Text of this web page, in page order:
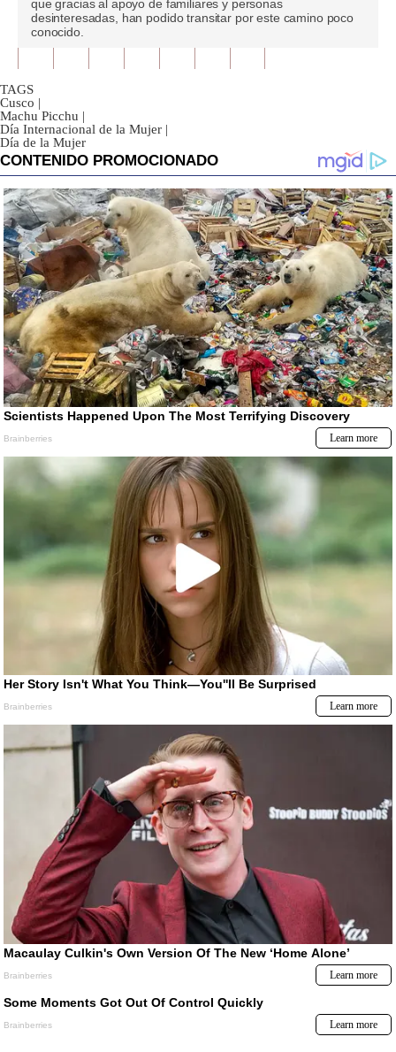
seconds
que gracias al apoyo de familiares y personas
desinteresadas, han podido transitar por este camino poco
conocido.
TAGS
Cusco |
Machu Picchu |
Día Internacional de la Mujer |
Día de la Mujer